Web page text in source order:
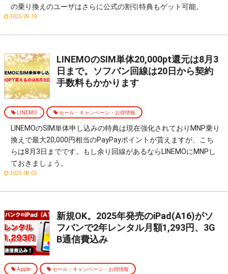
の乗り換えのユーザはさらに公式の割引特典もゲット可能。
2025.09.19
LINEMOのSIM単体20,000pt還元は8月3
日まで。ソフバン回線は20日から契約
手数料もかかります
LINEMO セール・キャンペーン・お得情報
LINEMOのSIM単体申し込みの特典は現在強化されておりMNP乗り
換えで最大20,000円相当のPayPayポイントが貰えますが、こち
らは8月3日までです。もし余り回線があるならLINEMOにMNPし
ておきましょう。
2025.08.02
新規OK。2025年発売のiPad(A16)がソ
フバンで2年レンタル月額1,293円、3G
B通信費込み
Apple セール・キャンペーン・お得情報